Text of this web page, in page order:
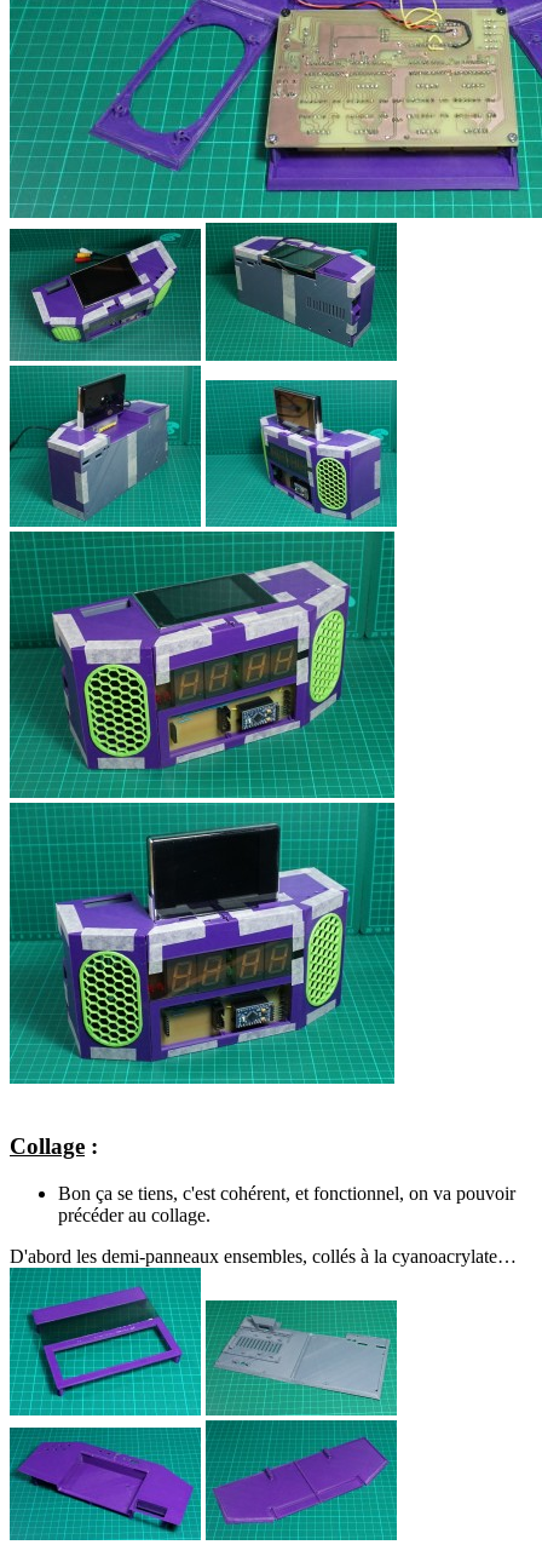
Collage :
Bon ça se tiens, c'est cohérent, et fonctionnel, on va pouvoir
précéder au collage.
D'abord les demi-panneaux ensembles, collés à la cyanoacrylate…